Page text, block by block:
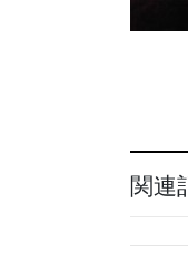
関連